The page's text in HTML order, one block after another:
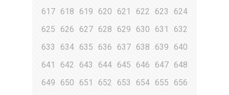
617 618 619 620 621 622 623
624
625
626 627 628 629 630 631
632
633
634 635 636 637 638 639 640
641
642 643 644 645 646 647 648
649
650 651 652 653 654 655 656